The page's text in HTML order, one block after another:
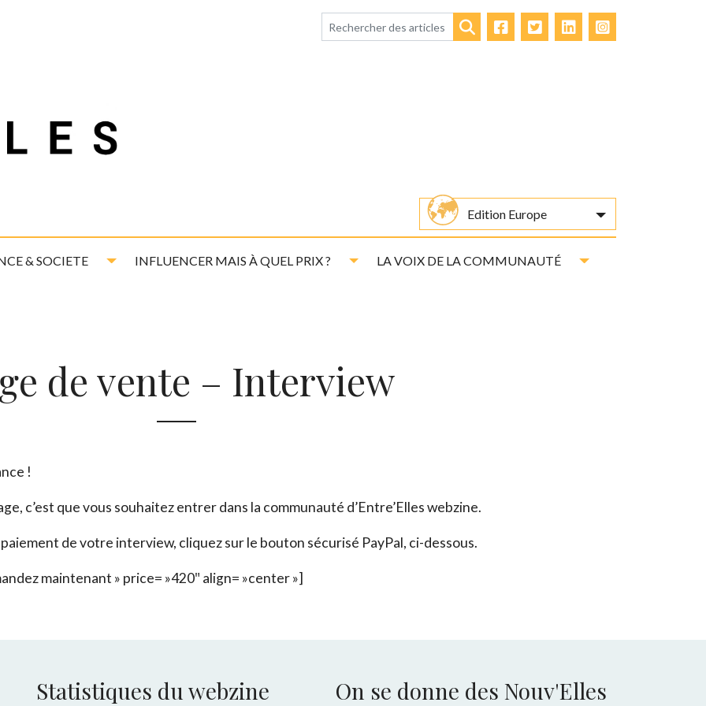
& SOCIETE Toggle Dropdown
INFLUENCER MAIS À QUEL PRIX ? Toggle Dropdown
LA VOIX DE LA COMMUNAUTÉ Toggle Dropdown
FacebookTwitterLinkedIn
Edition Europe
de vente – Interview
!
c’est que vous souhaitez entrer dans la communauté d’Entre’Elles webzine.
de votre interview, cliquez sur le bouton sécurisé PayPal, ci-dessous.
maintenant » price= »420″ align= »center »]
Statistiques du webzine
On se donne des Nouv'Elles